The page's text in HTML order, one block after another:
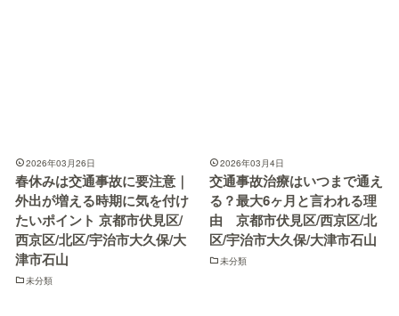
2026年03月26日
春休みは交通事故に要注意｜
外出が増える時期に気を付け
たいポイント 京都市伏見区/
西京区/北区/宇治市大久保/大
津市石山
未分類
2026年03月4日
交通事故治療はいつまで通え
る？最大6ヶ月と言われる理
由 京都市伏見区/西京区/北
区/宇治市大久保/大津市石山
未分類